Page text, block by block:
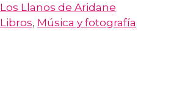
Los Llanos de Aridane
Libros, Música y fotografía